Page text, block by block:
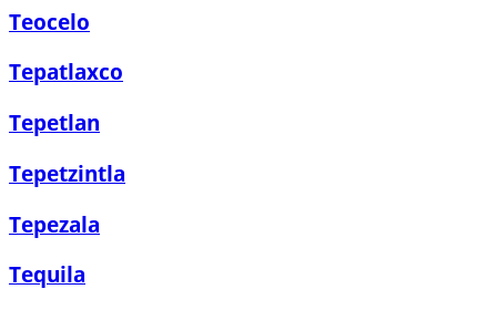
Teocelo
Tepatlaxco
Tepetlan
Tepetzintla
Tepezala
Tequila